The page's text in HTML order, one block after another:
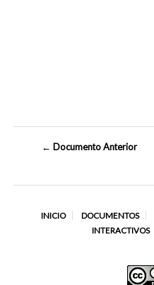
← Documento Anterior
INICIO DOCUMENTOS
INTERACTIVOS